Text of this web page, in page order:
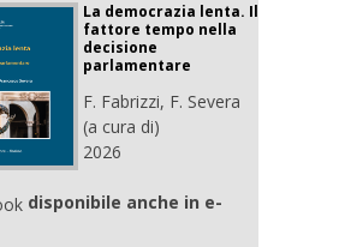
La democrazia lenta. Il
fattore tempo nella
decisione
parlamentare
F. Fabrizzi, F. Severa
(a cura di)
2026
disponibile anche in e-